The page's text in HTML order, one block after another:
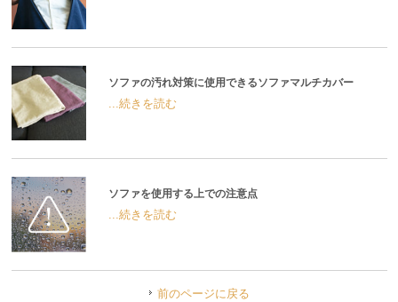
ソファの汚れ対策に使用できるソファマルチカバー
...続きを読む
ソファを使用する上での注意点
...続きを読む
前のページに戻る